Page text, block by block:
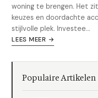
woning te brengen. Het
keuzes en doordachte
stijlvolle plek. Investee...
LEES MEER →
Populaire Artikelen